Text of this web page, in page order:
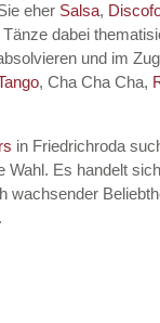
eher Salsa,
dabei
und im
, Cha Cha Cha,
in Friedrichroda
Wahl. Es handelt